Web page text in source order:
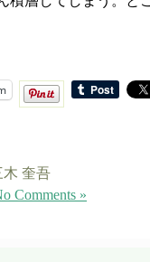
木 奎吾
Comments »